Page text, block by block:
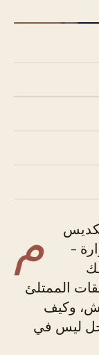
م
-
الممتلئ
وكيف
ليس في